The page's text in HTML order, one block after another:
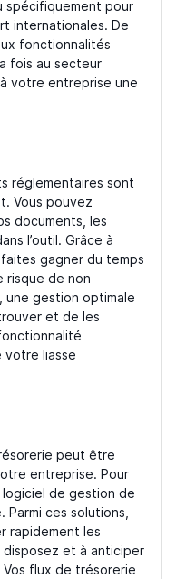
spécifiquement pour
internationales. De
fonctionnalités
fois au secteur
votre entreprise une
réglementaires sont
Vous pouvez
documents, les
l’outil. Grâce à
gagner du temps
risque de non
une gestion optimale
et de les
votre liasse
peut être
entreprise. Pour
logiciel de gestion de
ces solutions,
rapidement les
et à anticiper
flux de trésorerie